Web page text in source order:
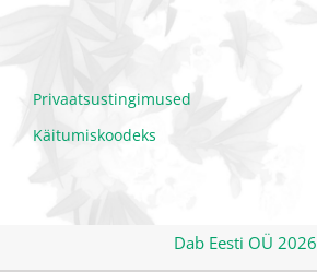
Privaatsustingimused
Käitumiskoodeks
Dab Eesti OÜ 2026